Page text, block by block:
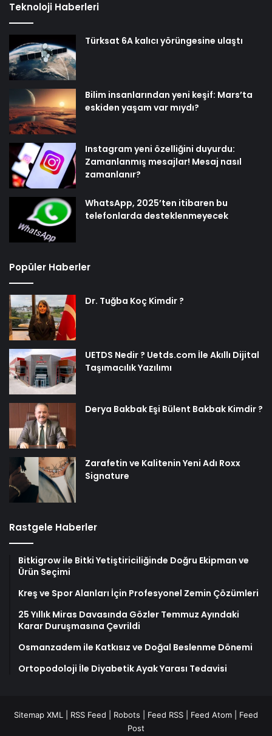
Teknoloji Haberleri
Türksat 6A kalıcı yörüngesine ulaştı
Bilim insanlarından yeni keşif: Mars’ta
eskiden yaşam var mıydı?
Instagram yeni özelliğini duyurdu:
Zamanlanmış mesajlar! Mesaj nasıl
zamanlanır?
WhatsApp, 2025’ten itibaren bu
telefonlarda desteklenmeyecek
Popüler Haberler
Dr. Tuğba Koç Kimdir ?
UETDS Nedir ? Uetds.com İle Akıllı Dijital
Taşımacılık Yazılımı
Derya Bakbak Eşi Bülent Bakbak Kimdir ?
Zarafetin ve Kalitenin Yeni Adı Roxx
Signature
Rastgele Haberler
Bitkigrow ile Bitki Yetiştiriciliğinde Doğru Ekipman ve
Ürün Seçimi
Kreş ve Spor Alanları İçin Profesyonel Zemin Çözümleri
25 Yıllık Miras Davasında Gözler Temmuz Ayındaki
Karar Duruşmasına Çevrildi
Osmanzadem ile Katkısız ve Doğal Beslenme Dönemi
Ortopodoloji İle Diyabetik Ayak Yarası Tedavisi
Sitemap XML RSS Feed Robots Feed RSS Feed Atom
Feed
Post